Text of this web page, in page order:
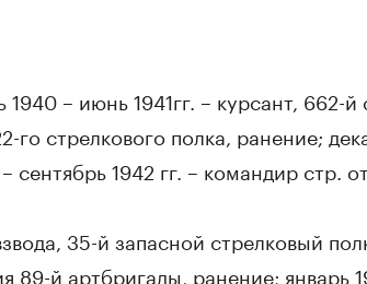
– июнь 1941гг. – курсант, 662-
го стрелкового полка, ранение;
сентябрь 1942 гг. – командир стр.
35-й запасной стрелковый
89-й артбригады, ранение; январь